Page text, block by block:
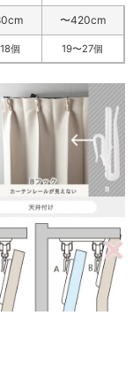
〜420cm
個 19〜27個